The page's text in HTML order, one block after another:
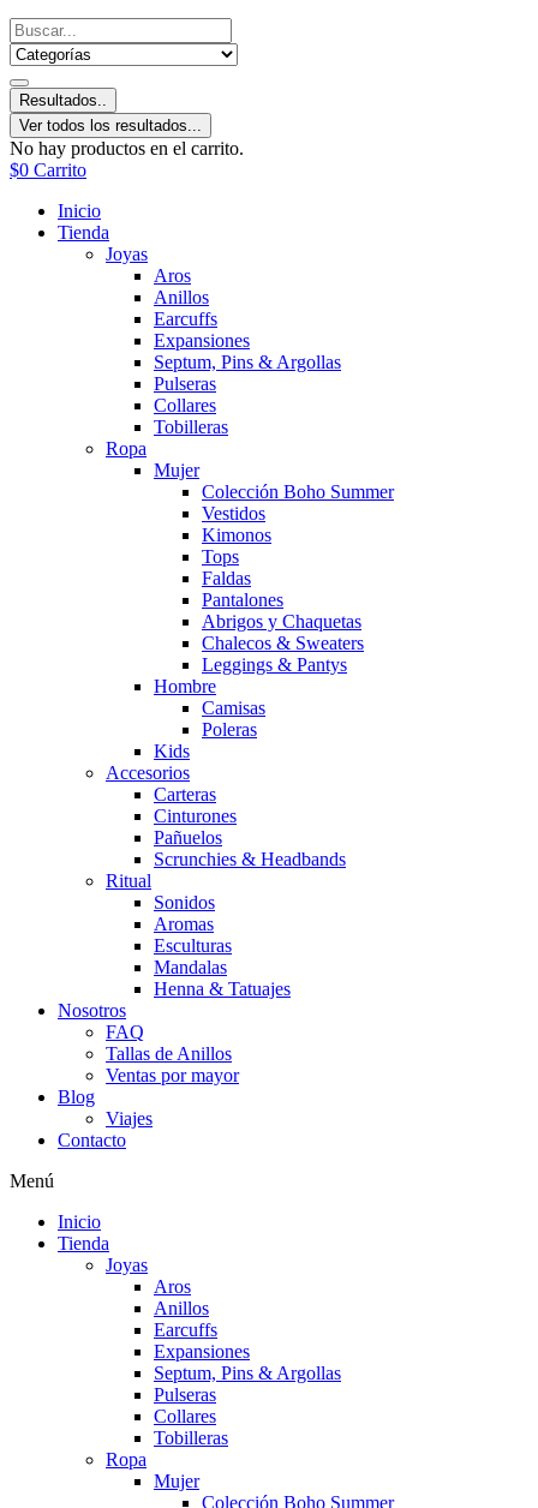
Resultados..
Ver todos los resultados...
No hay productos en el carrito.
$0 Carrito
Inicio
Tienda
Joyas
Aros
Anillos
Earcuffs
Expansiones
Septum, Pins & Argollas
Pulseras
Collares
Tobilleras
Ropa
Mujer
Colección Boho Summer
Vestidos
Kimonos
Tops
Faldas
Pantalones
Abrigos y Chaquetas
Chalecos & Sweaters
Leggings & Pantys
Hombre
Camisas
Poleras
Kids
Accesorios
Carteras
Cinturones
Pañuelos
Scrunchies & Headbands
Ritual
Sonidos
Aromas
Esculturas
Mandalas
Henna & Tatuajes
Nosotros
FAQ
Tallas de Anillos
Ventas por mayor
Blog
Viajes
Contacto
Menú
Inicio
Tienda
Joyas
Aros
Anillos
Earcuffs
Expansiones
Septum, Pins & Argollas
Pulseras
Collares
Tobilleras
Ropa
Mujer
Colección Boho Summer